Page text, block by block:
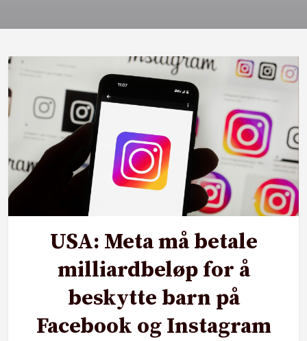
USA: Meta må betale
milliardbeløp for å
beskytte barn på
Facebook og Instagram